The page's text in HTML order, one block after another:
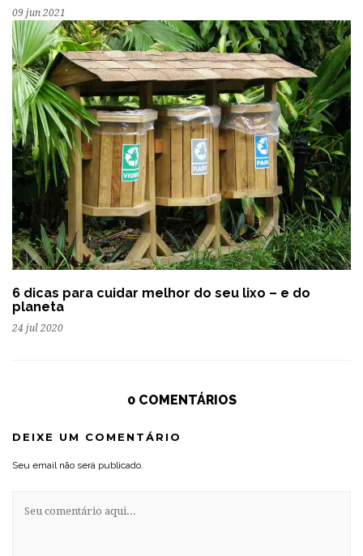
09 jun 2021
6 dicas para cuidar melhor do seu lixo – e do
planeta
24 jul 2020
0 COMENTÁRIOS
DEIXE UM COMENTÁRIO
Seu email não será publicado.